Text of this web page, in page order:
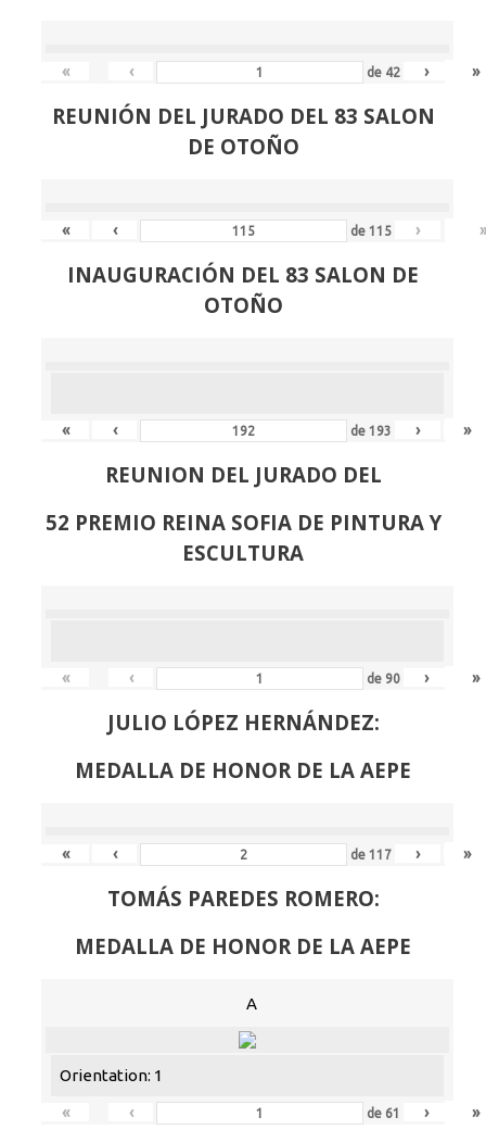
« ‹ de 42 › »
REUNIÓN DEL JURADO DEL 83 SALON
DE OTOÑO
« ‹ de115 ›
INAUGURACIÓN DEL 83 SALON DE
OTOÑO
« ‹ de193 › »
REUNION DEL JURADO DEL
52 PREMIO REINA SOFIA DE PINTURA Y
ESCULTURA
« ‹ de 90 › »
JULIO LÓPEZ HERNÁNDEZ:
MEDALLA DE HONOR DE LA AEPE
« ‹ de117 › »
TOMÁS PAREDES ROMERO:
MEDALLA DE HONOR DE LA AEPE
A
Orientation: 1
«
‹ de 61 › »